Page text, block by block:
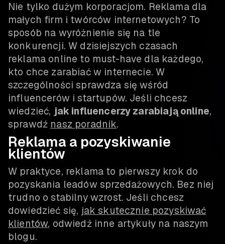
Nie tylko dużym korporacjom. Reklama dla
małych firm i twórców internetowych? To
sposób na wyróżnienie się na tle
konkurencji. W dzisiejszych czasach
reklama online to must-have dla każdego,
kto chce zarabiać w internecie. W
szczególności sprawdza się wśród
influencerów i startupów. Jeśli chcesz
wiedzieć, jak influencerzy zarabiają online,
sprawdź nasz poradnik.
Reklama a pozyskiwanie
klientów
W praktyce, reklama to pierwszy krok do
pozyskania leadów sprzedażowych. Bez niej
trudno o stabilny wzrost. Jeśli chcesz
dowiedzieć się, jak skutecznie pozyskiwać
klientów, odwiedź inne artykuły na naszym
blogu.